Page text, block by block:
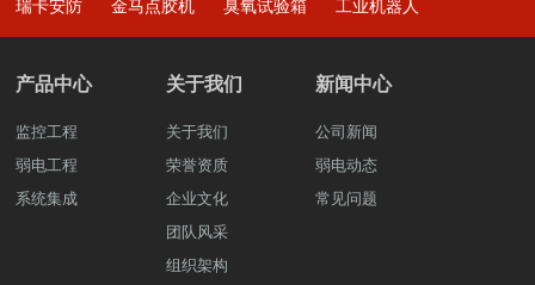
瑞卡安防
金马点胶机 臭氧试验箱 工业机器人
产品中心
监控工程
弱电工程
系统集成
关于我们
关于我们
荣誉资质
企业文化
团队风采
组织架构
新闻中心
公司新闻
弱电动态
常见问题